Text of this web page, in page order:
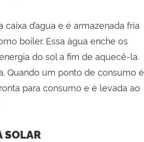
d’agua e é armazenada fria
boiler. Essa água enche os
do sol a fim de aquecê-la.
Quando um ponto de consumo é
para consumo e é levada ao
SOLAR